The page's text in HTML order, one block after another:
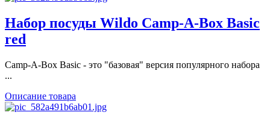
Набор посуды Wildo Camp-A-Box Basic
red
Camp-A-Box Basic - это "базовая" версия популярного набора
...
Описание товара